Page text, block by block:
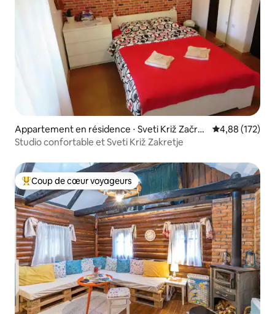
Appartement en résidence ⋅ Sveti Križ Začret
je
Évaluation
4,88 (172)
Studio confortable et Sveti Križ Zakretje
Coups de cœur voyageurs les plus appréciés
Coup de cœur voyageurs